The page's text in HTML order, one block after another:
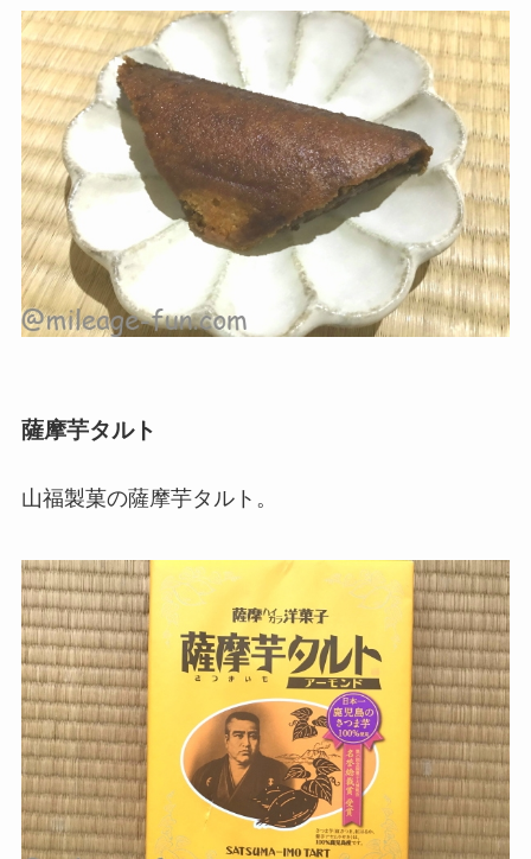
薩摩芋タルト
山福製菓の薩摩芋タルト。